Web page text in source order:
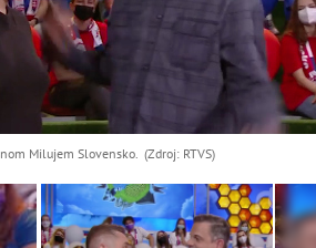
Milujem Slovensko. (Zdroj: RTVS)